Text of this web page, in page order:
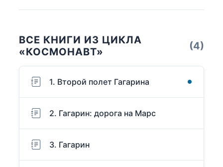
ВСЕ КНИГИ ИЗ ЦИКЛА
«КОСМОНАВТ»
(4)
1. Второй полет Гагарина
2. Гагарин: дорога на Марс
3. Гагарин